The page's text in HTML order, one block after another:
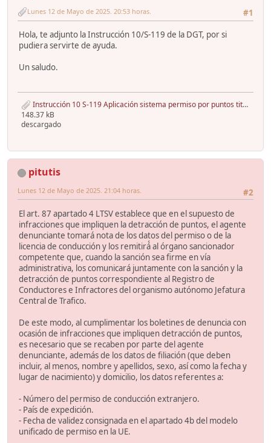
#1
Lunes 12 de Mayo de 2025. 20:53 horas.
Hola, te adjunto la Instrucción 10/S-119 de la DGT, por si
pudiera servirte de ayuda.
Un saludo.
Instrucción 10 S-119 Aplicación sistema permiso por puntos titulares licencias y permisos.pdf
148.37 kB
descargado
pitutis
#2
Lunes 12 de Mayo de 2025. 21:04 horas.
El art. 87 apartado 4 LTSV establece que en el supuesto de
infracciones que impliquen la detracción de puntos, el agente
denunciante tomará nota de los datos del permiso o de la
licencia de conducción y los remitirá́ al órgano sancionador
competente que, cuando la sanción sea firme en vía
administrativa, los comunicará juntamente con la sanción y la
detracción de puntos correspondiente al Registro de
Conductores e Infractores del organismo autónomo Jefatura
Central de Trafico.
De este modo, al cumplimentar los boletines de denuncia con
ocasión de infracciones que impliquen detracción de puntos,
es necesario que se recaben por parte del agente
denunciante, además de los datos de filiación (que deben
incluir, al menos, nombre y apellidos, sexo, así como la fecha y
lugar de nacimiento) y domicilio, los datos referentes a:
- Número del permiso de conducción extranjero.
- País de expedición.
- Fecha de validez consignada en el apartado 4b del modelo
unificado de permiso en la UE.